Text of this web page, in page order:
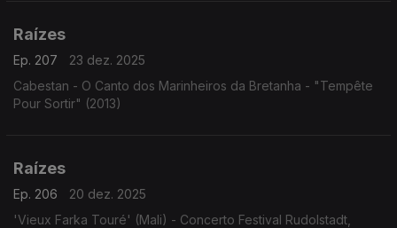
Raízes
Ep. 207
23 dez. 2025
Cabestan - O Canto dos Marinheiros da Bretanha - "Tempête
Pour Sortir" (2013)
Raízes
Ep. 206
20 dez. 2025
'Vieux Farka Touré' (Mali) - Concerto Festival Rudolstadt,